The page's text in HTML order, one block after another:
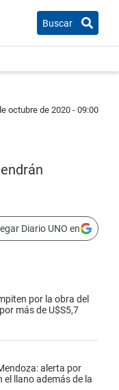
Buscar
octubre de 2020 - 09:00
Diario UNO en
por la obra del
más de U$S5,7
alerta por
el llano además de la